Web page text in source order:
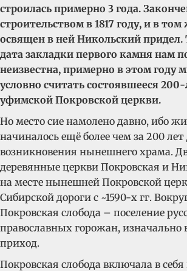
строилась примерно 3 года.
строительством в 1817 году, и в
освящен в ней Никольский придел.
дата закладки первого камня нам
неизвестна, примерно в этом
условно считать состоявшееся
уфимской Покровской церкви.
Но место сие намолено давно, ибо
начиналось ещё более чем за 200 лет
возникновения нынешнего храма.
деревянные церкви Покровская и
на месте нынешней Покровской
Сибирской дороги с ~1590-х гг.
Покровская слобода – поселение
православных горожан, изначально
приход.
Покровская слобода включала в